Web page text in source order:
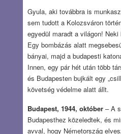
Gyula, aki továbbra is
sem tudott a Kolozsváron
egyedül maradt a világon!
Egy bombázás alatt
bányai, majd a budapesti
Innen, egy pár hét után több
és Budapesten bujkált egy
követség védelme alatt állt.
Budapest, 1944, október– A
Budapesthez közeledtek, és
avval, hogy Németország